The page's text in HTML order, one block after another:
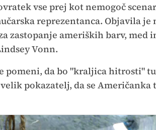
vse prej kot nemogoč
reprezentanca. Objavila je
zastopanje ameriških barv, med
Vonn.
pomeni, da bo "kraljica hitrosti"
pokazatelj, da se Američanka